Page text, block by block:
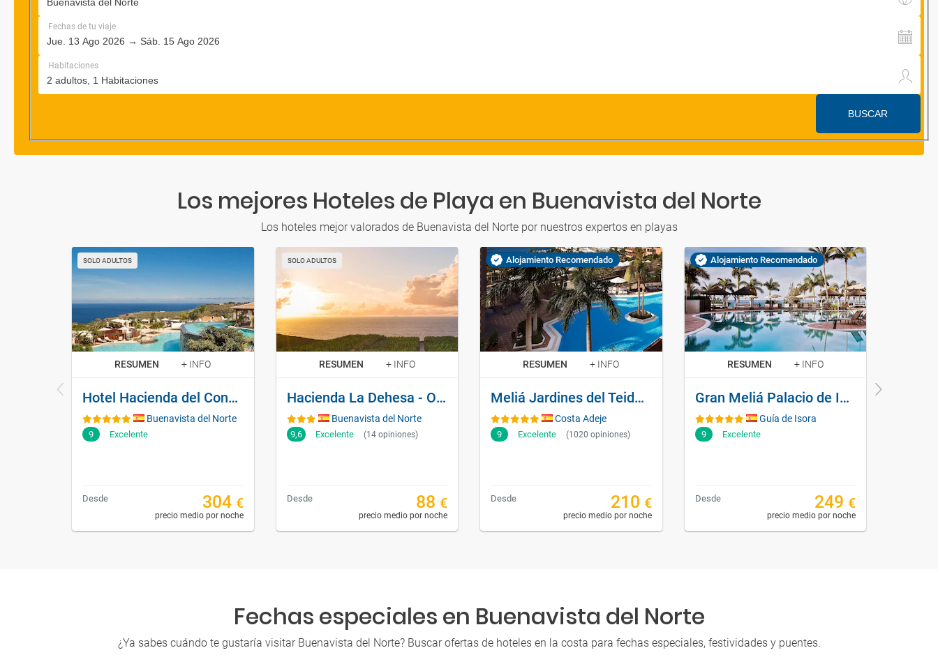
Los mejores Hoteles de Playa en Buenavista del Norte
Los hoteles mejor valorados de Buenavista del Norte por nuestros expertos en playas
SOLO ADULTOS
RESUMEN + INFO
Hotel Hacienda del Conde Meliá Collection Golf & Spa - Adults Only
Buenavista del Norte
9 Excelente
Desde 304 €
precio medio por noche
SOLO ADULTOS
RESUMEN + INFO
Hacienda La Dehesa - Only Adults
Buenavista del Norte
9,6 Excelente (14 opiniones)
Desde 88 €
precio medio por noche
Alojamiento Recomendado
RESUMEN + INFO
Meliá Jardines del Teide - Adults Only
Costa Adeje
9 Excelente (1020 opiniones)
Desde 210 €
precio medio por noche
Alojamiento Recomendado
RESUMEN + INFO
Gran Meliá Palacio de Isora
Guía de Isora
9 Excelente
Desde 249 €
precio medio por noche
Fechas especiales en Buenavista del Norte
¿Ya sabes cuándo te gustaría visitar Buenavista del Norte? Buscar ofertas de hoteles en la costa para fechas especiales, festividades y puentes.